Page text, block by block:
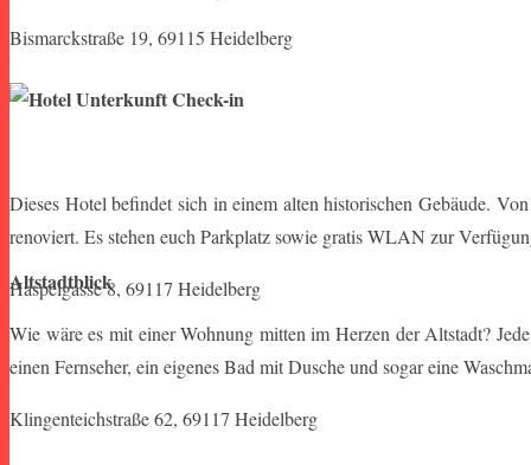
Bismarckstraße 19, 69115 Heidelberg
Dieses Hotel befindet sich in einem alten historischen Gebäude.
renoviert. Es stehen euch Parkplatz sowie gratis WLAN zur
Haspelgasse 8, 69117 Heidelberg
Altstadtblick
Wie wäre es mit einer Wohnung mitten im Herzen der Altstadt?
einen Fernseher, ein eigenes Bad mit Dusche und sogar eine
Klingenteichstraße 62, 69117 Heidelberg